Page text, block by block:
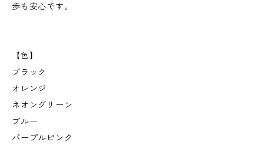
歩も安心です。
【色】
ブラック
オレンジ
ネオングリーン
ブルー
パープルピンク